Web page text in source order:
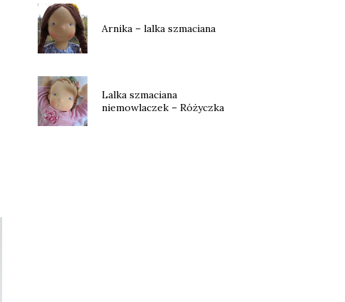
Arnika – lalka szmaciana
Lalka szmaciana
niemowlaczek – Różyczka